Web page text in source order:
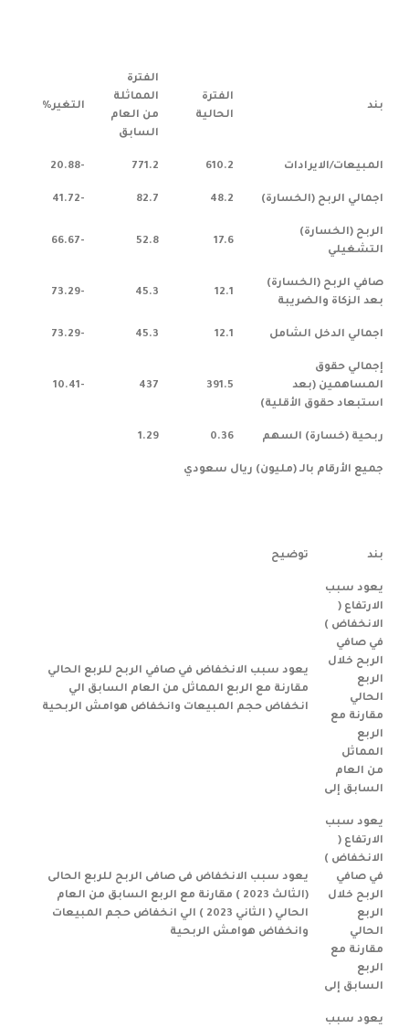
بند
الفترة
الحالية
الفترة
المماثلة
من العام
السابق
التغير%
المبيعات/الايرادات 610.2
771.2
-20.88
اجمالي الربح (الخسارة) 48.2
82.7
-41.72
الربح (الخسارة)
التشغيلي
17.6
52.8
-66.67
صافي الربح (الخسارة)
بعد الزكاة والضريبة
12.1
45.3
-73.29
اجمالي الدخل الشامل 12.1
45.3
-73.29
إجمالي حقوق
المساهمين (بعد
استبعاد حقوق الأقلية)
391.5
437
-10.41
ربحية (خسارة) السهم 0.36
1.29
جميع الأرقام بالـ (مليون) ريال سعودي
بند توضيح
يعود سبب
الارتفاع (
الانخفاض )
في صافي
الربح خلال
الربع
الحالي
مقارنة مع
الربع
المماثل
من العام
السابق إلى
يعود سبب الانخفاض في صافي الربح للربع الحالي
مقارنة مع الربع المماثل من العام السابق الي
انخفاض حجم المبيعات وانخفاض هوامش الربحية
يعود سبب
الارتفاع (
الانخفاض )
في صافي
الربح خلال
الربع
الحالي
مقارنة مع
الربع
السابق إلى
يعود سبب الانخفاض فى صافى الربح للربع الحالى
(الثالث 2023 ) مقارنة مع الربع السابق من العام
الحالي ( الثاني 2023 ) الي انخفاض حجم المبيعات
وانخفاض هوامش الربحية
يعود سبب